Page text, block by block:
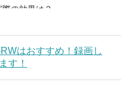
際の効果は？
はおすすめ！録画し
す！